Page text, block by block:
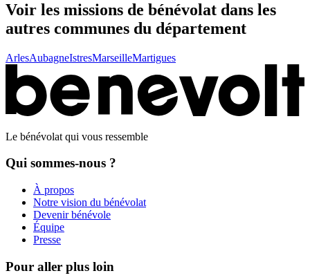
Voir les missions de bénévolat dans les
autres communes du département
ArlesAubagneIstresMarseilleMartigues
Le bénévolat qui vous ressemble
Qui sommes-nous ?
À propos
Notre vision du bénévolat
Devenir bénévole
Équipe
Presse
Pour aller plus loin